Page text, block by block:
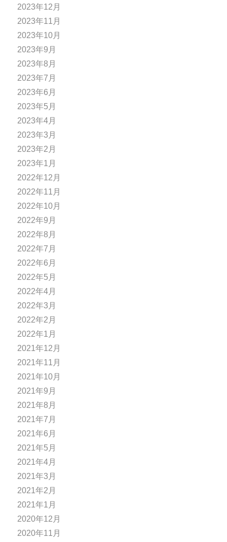
2023年12月
2023年11月
2023年10月
2023年9月
2023年8月
2023年7月
2023年6月
2023年5月
2023年4月
2023年3月
2023年2月
2023年1月
2022年12月
2022年11月
2022年10月
2022年9月
2022年8月
2022年7月
2022年6月
2022年5月
2022年4月
2022年3月
2022年2月
2022年1月
2021年12月
2021年11月
2021年10月
2021年9月
2021年8月
2021年7月
2021年6月
2021年5月
2021年4月
2021年3月
2021年2月
2021年1月
2020年12月
2020年11月